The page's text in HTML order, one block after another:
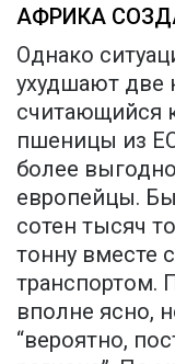
АФРИКА
Однако
ухудшают две
считающийся
пшеницы из
более
европейцы.
сотен тысяч
тонну вместе
транспортом.
вполне ясно,
“вероятно,